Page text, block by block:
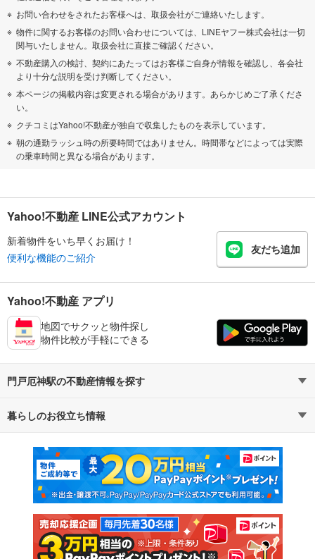
お問い合わせをされたお客様へは、取扱会社がご連絡いたします。
物件に関するお客様のお問い合わせについては、LINEヤフー株式会社は一切
関与いたしません。取扱会社に直接ご確認ください。
不動産購入の検討、契約にあたってはお客様ご自身が情報を確認し、各会社
より十分な説明を受け判断してください。
本ページの掲載内容は変更される場合があります。あらかじめご了承くださ
い。
クチコミはYahoo!不動産が独自で収集したものを表示しています。
朝の通勤ラッシュ時の所要時間ではありません。時間帯などによっては実際
の乗車時間と異なる場合があります。
Yahoo!不動産 LINE公式アカウント
新着物件をいち早くお届け！
便利な機能のご紹介
友だち追加
Yahoo!不動産 アプリ
地図でサクッと物件探し
物件比較が手軽にできる
門戸厄神駅の不動産情報を探す
不動産・住宅
新築マンション 中古マンション
新築一戸建て 中古一戸建て
注文住宅 土地
暮らしのお役立ち情報
マンションカタログ 教えて！住まいの先生